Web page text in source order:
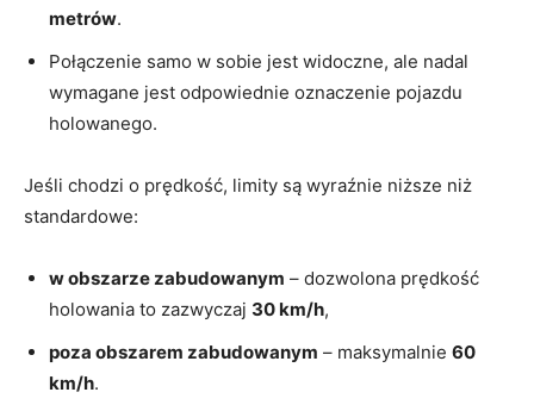
metrów.
Połączenie samo w sobie jest widoczne, ale nadal
wymagane jest odpowiednie oznaczenie pojazdu
holowanego.
Jeśli chodzi o prędkość, limity są wyraźnie niższe niż
standardowe:
w obszarze zabudowanym – dozwolona prędkość
holowania to zazwyczaj 30 km/h,
poza obszarem zabudowanym – maksymalnie 60
km/h.